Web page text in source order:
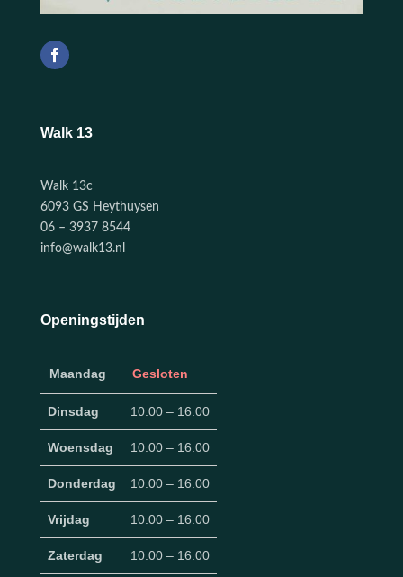
Walk 13
Walk 13c
6093 GS Heythuysen
06 – 3937 8544
info@walk13.nl
Openingstijden
Maandag Gesloten
Dinsdag 10:00 – 16:00
Woensdag 10:00 – 16:00
Donderdag 10:00 – 16:00
Vrijdag 10:00 – 16:00
Zaterdag 10:00 – 16:00